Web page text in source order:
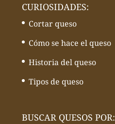
CURIOSIDADES:
Cortar queso
Cómo se hace el queso
Historia del queso
Tipos de queso
BUSCAR QUESOS POR: